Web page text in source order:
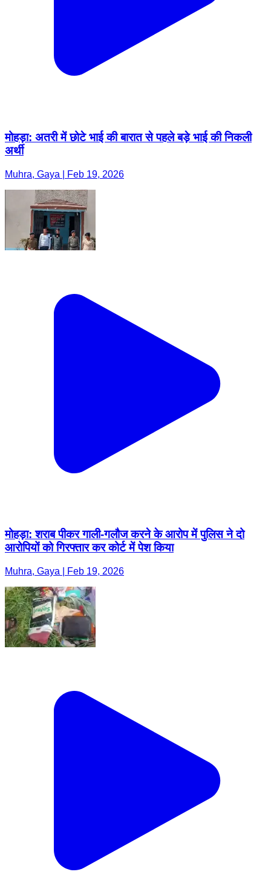
मोहड़ा: अतरी में छोटे भाई की बारात से पहले बड़े भाई की निकली
अर्थी
Muhra, Gaya | Feb 19, 2026
मोहड़ा: शराब पीकर गाली-गलौज करने के आरोप में पुलिस ने दो
आरोपियों को गिरफ्तार कर कोर्ट में पेश किया
Muhra, Gaya | Feb 19, 2026